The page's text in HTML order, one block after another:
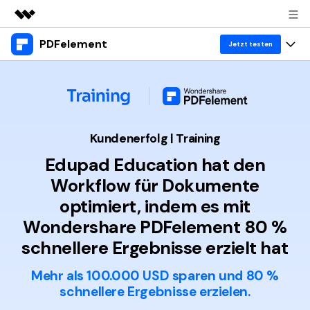
Top-Produkte
Dienstprogramme
Support
PDFelement Jetzt testen
PDFelement für Windows
PDFelement für Mac
PDFelement für iPhone/iPad
PDFelement für Android
Cloud
Benutzer im Bildungswesen
PDF lesen
PDF kommentieren
PDF erstellen
PDF kombinieren
PDF drucken
Heiße Themen
Top PDF-Software
How-Tos
OCR PDF Tipps
Business
KMU von 1-10p
10p+ Unternehmen
Jetzt kaufen Anmelden
Kundenerfolg | Training
Edupad Education hat den
Workflow für Dokumente
optimiert, indem es mit
Wondershare PDFelement 80 %
schnellere Ergebnisse erzielt hat
Mehr als 100.000 USD sparen und 80 %
schnellere Ergebnisse erzielen.